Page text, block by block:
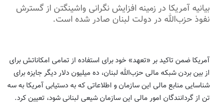
بیانیه آمریکا در زمینه افزایش نگرانی واشینگتن از گسترش
نفوذ حزب‌الله در دولت لبنان صادر شده است.
آمریکا ضمن تاکید بر «تعهد» خود برای استفاده از تمامی امکاناتش برای
از بین بردن شبکه مالی حزب‌الله لبنان، ده میلیون دلار دیگر جایزه برای
شناسایی منابع مالی این سازمان و اطلاعاتی که به دستیابی آمریکا به سه
تن از گردانندگان امور مالی این سازمان شیعی لبنانی شود، تعیین کرد.